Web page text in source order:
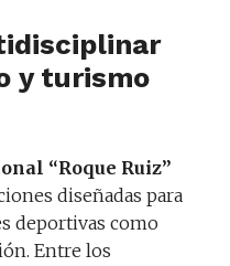
y turismo
“Roque Ruiz”
diseñadas para
deportivas como
Entre los